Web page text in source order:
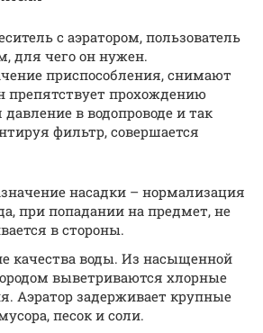
с аэратором, пользователь
для чего он нужен.
приспособления, снимают
препятствует прохождению
в водопроводе и так
фильтр, совершается
насадки – нормализация
при попадании на предмет, не
в стороны.
качества воды. Из насыщенной
выветриваются хлорные
Аэратор задерживает крупные
песок и соли.